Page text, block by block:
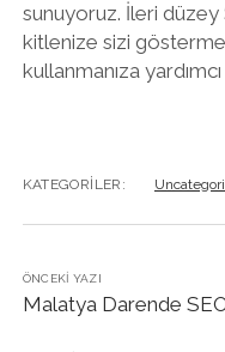
sunuyoruz. İleri
kitlenize sizi
kullanmanıza
KATEGORILER:
ÖNCEKI YAZI
Malatya Darende